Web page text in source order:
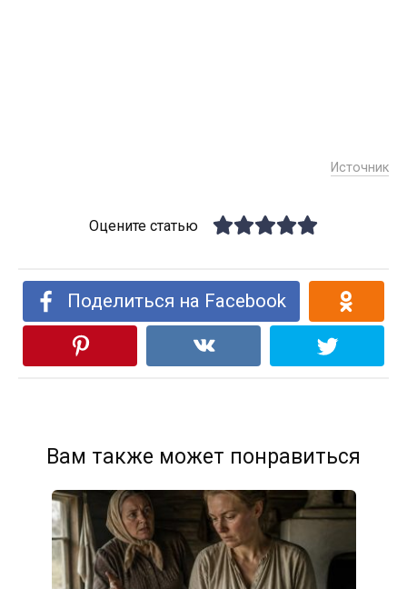
Источник
Оцените статью
Поделиться на Facebook
Вам также может понравиться